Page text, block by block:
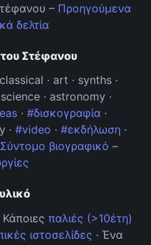
– Προηγούμενα
δελτία
Στέφανου
classical · art · synths ·
· astronomy ·
· #δισκογραφία·
· #video · #εκδήλωση·
Σύντομο βιογραφικό –
παλιές (>10έτη)
ιστοσελίδες · Ένα